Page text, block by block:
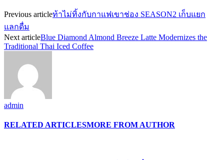
Previous articleท้าไม่ทิ้งกับกาแฟเขาช่อง SEASON2 เก็บแยก
แลกดื่ม
Next articleBlue Diamond Almond Breeze Latte Modernizes the
Traditional Thai Iced Coffee
admin
RELATED ARTICLESMORE FROM AUTHOR